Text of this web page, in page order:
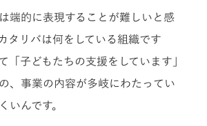
端的に表現することが難しいと感
タリバは何をしている組織です
「子どもたちの支援をしています」
、事業の内容が多岐にわたってい
いんです。